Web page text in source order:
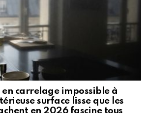
en carrelage impossible à
surface lisse que les
en 2026 fascine tous